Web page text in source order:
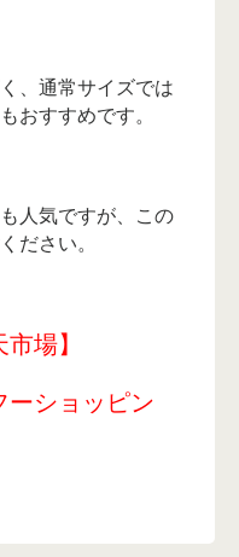
、通常サイズでは
おすすめです。
人気ですが、この
ださい。
場】
ーショッピン